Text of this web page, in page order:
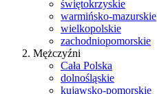
świętokrzyskie
warmińsko-mazurskie
wielkopolskie
zachodniopomorskie
Mężczyźni
Cała Polska
dolnośląskie
kujawsko-pomorskie